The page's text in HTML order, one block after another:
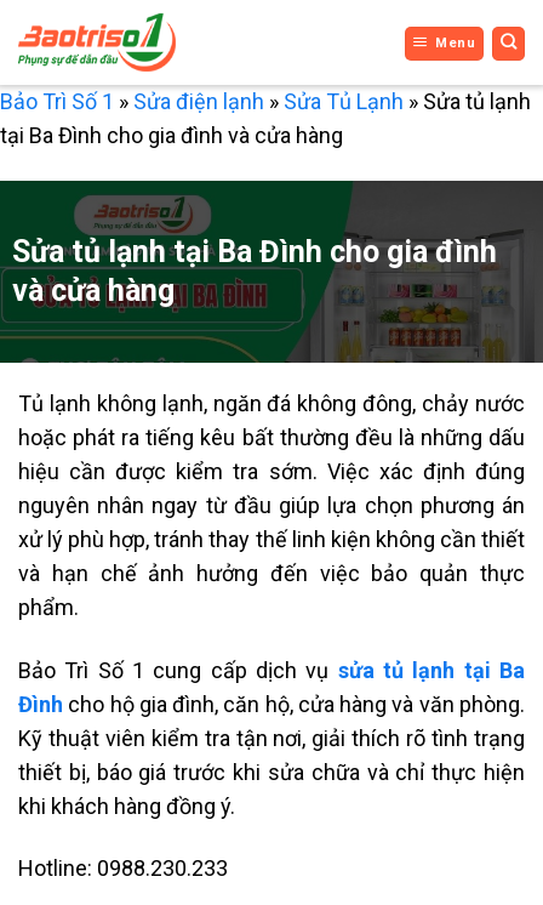
qua
nội
dung
Menu
Bảo Trì Số 1 » Sửa điện lạnh » Sửa Tủ Lạnh » Sửa tủ lạnh
tại Ba Đình cho gia đình và cửa hàng
Sửa tủ lạnh tại Ba Đình cho gia đình
và cửa hàng
Tủ lạnh không lạnh, ngăn đá không đông, chảy nước
hoặc phát ra tiếng kêu bất thường đều là những dấu
hiệu cần được kiểm tra sớm. Việc xác định đúng
nguyên nhân ngay từ đầu giúp lựa chọn phương án
xử lý phù hợp, tránh thay thế linh kiện không cần thiết
và hạn chế ảnh hưởng đến việc bảo quản thực
phẩm.
Bảo Trì Số 1 cung cấp dịch vụ sửa tủ lạnh tại Ba
Đình cho hộ gia đình, căn hộ, cửa hàng và văn phòng.
Kỹ thuật viên kiểm tra tận nơi, giải thích rõ tình trạng
thiết bị, báo giá trước khi sửa chữa và chỉ thực hiện
khi khách hàng đồng ý.
Hotline: 0988.230.233